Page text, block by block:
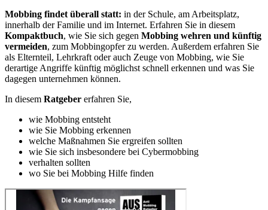
Mobbing findet überall statt: in der Schule, am Arbeitsplatz,
innerhalb der Familie und im Internet. Erfahren Sie in diesem
Kompaktbuch, wie Sie sich gegen Mobbing wehren und künftig
vermeiden, zum Mobbingopfer zu werden. Außerdem erfahren Sie
als Elternteil, Lehrkraft oder auch Zeuge von Mobbing, wie Sie
derartige Angriffe künftig möglichst schnell erkennen und was Sie
dagegen unternehmen können.
In diesem Ratgeber erfahren Sie,
wie Mobbing entsteht
wie Sie Mobbing erkennen
welche Maßnahmen Sie ergreifen sollten
wie Sie sich insbesondere bei Cybermobbing
verhalten sollten
wo Sie bei Mobbing Hilfe finden